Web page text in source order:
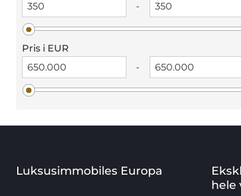
-
Pris i EUR
-
Luksusimmobiles Europa
hele